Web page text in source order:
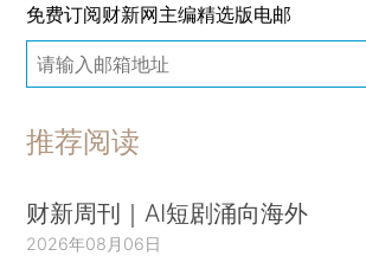
免费订阅财新网主编精选版电邮
推荐阅读
财新周刊｜AI短剧涌向海外
2026年08月06日